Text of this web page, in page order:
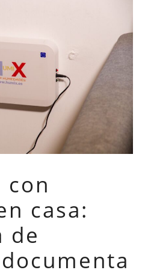
con
casa:
de